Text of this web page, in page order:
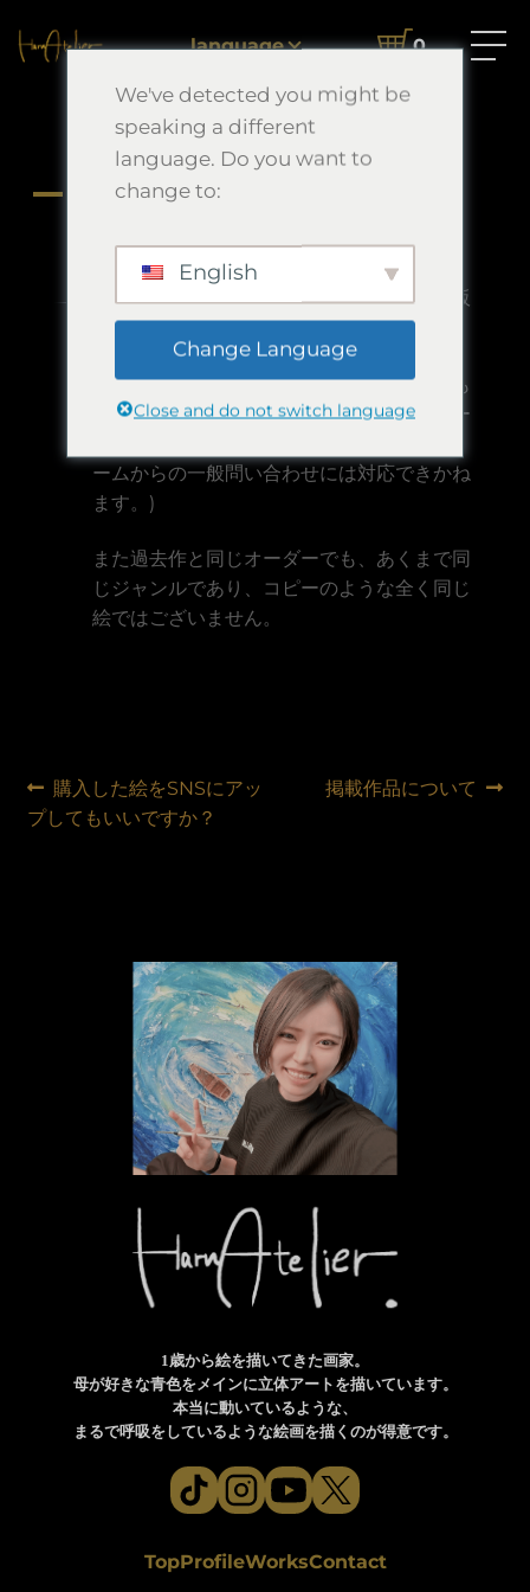
language 0
Trang chủ FAQ 同じ絵の再販はありますか？
同じ絵の再販はありますか？
A 同じ絵の再販はありますか？
基本的にはございません。
似たような作品を描くこともありますが、販
売しない時もあります。
オーダー依頼では過去作品と似たような絵も
制作可能ですので気になる方はお気軽にオー
ームからの一般問い合わせには対応できかね
ます。)
また過去作と同じオーダーでも、あくまで同
じジャンルであり、コピーのような全く同じ
絵ではございません。
Điều
hướng
Bài
trước:
購入した絵をSNSにアッ
プしてもいいですか？
Bài
掲載作品について
1歳から絵を描いてきた画家。
母が好きな青色をメインに立体アートを描いています。
本当に動いているような、
まるで呼吸をしているような絵画を描くのが得意です。
TopProfileWorksContact
We've detected you might be
speaking a different
language. Do you want to
change to:
English
Change Language
Close and do not switch language